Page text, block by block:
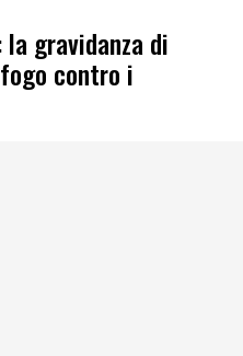
gravidanza di
contro i